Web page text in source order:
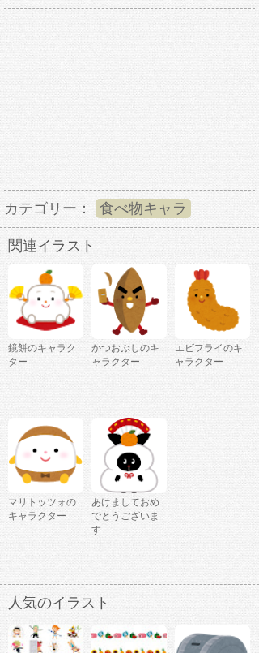
カテゴリー： 食べ物キャラ
関連イラスト
鏡餅のキャラク
ター
かつおぶしのキ
ャラクター
エビフライのキ
ャラクター
マリトッツォの
キャラクター
あけましておめ
でとうございま
す
人気のイラスト